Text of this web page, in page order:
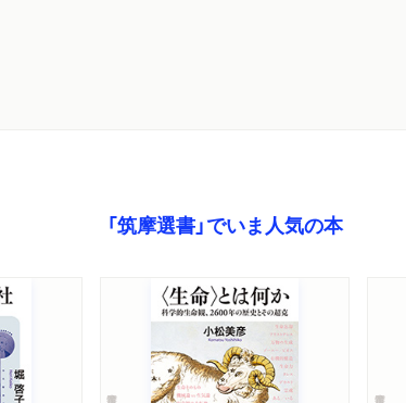
「筑摩選書」でいま人気の本